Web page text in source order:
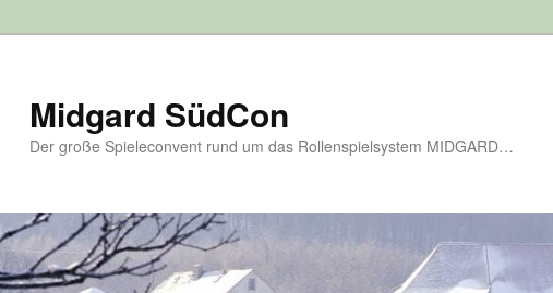
Midgard SüdCon
Der große Spieleconvent rund um das Rollenspielsystem MIDGARD…